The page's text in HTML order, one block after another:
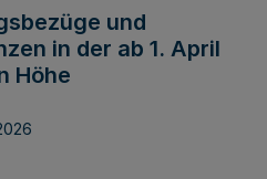
und
in der ab 1. April
Höhe